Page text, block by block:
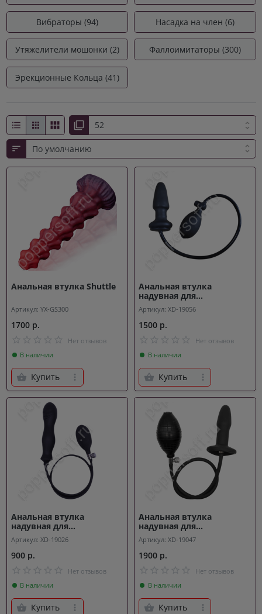
(88)
Вибраторы (94)
Насадка на член (6)
Утяжелители мошонки (2) Фаллоимитаторы (300)
Эрекционные Кольца (41)
Анальная втулка Shuttle
Артикул: YX-GS300
1700 р.
Нет отзывов
В наличии
Купить
Анальная втулка
надувная для
расширения Balloon
Артикул: XD-19056
1500 р.
Нет отзывов
В наличии
Купить
Анальная втулка
надувная для
расширения Blast
Артикул: XD-19026
900 р.
Нет отзывов
В наличии
Купить
Анальная втулка
надувная для
расширения Blowout
Артикул: XD-19047
1900 р.
Нет отзывов
В наличии
Купить